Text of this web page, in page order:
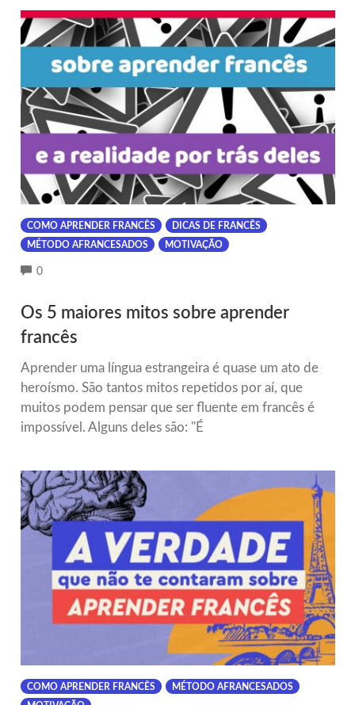
COMO APRENDER FRANCÊS
DICAS DE FRANCÊS
MÉTODO AFRANCESADOS
MOTIVAÇÃO
0COMMENTS
Os 5 maiores mitos sobre aprender
francês
Aprender uma língua estrangeira é quase um ato de
heroísmo. São tantos mitos repetidos por aí, que
muitos podem pensar que ser fluente em francês é
impossível. Alguns deles são: "É
COMO APRENDER FRANCÊS
MÉTODO AFRANCESADOS